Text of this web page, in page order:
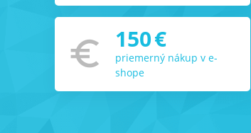
euro_symbol 150€
priemerný nákup v e-
shope